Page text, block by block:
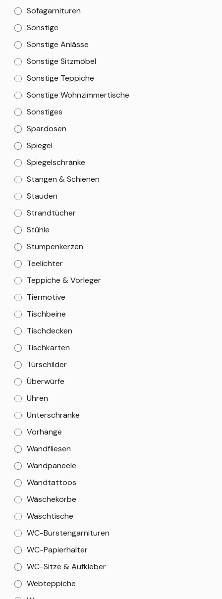
Sofagarnituren
Sonstige
Sonstige Anlässe
Sonstige Sitzmöbel
Sonstige Teppiche
Sonstige Wohnzimmertische
Sonstiges
Spardosen
Spiegel
Spiegelschränke
Stangen & Schienen
Stauden
Strandtücher
Stühle
Stumpenkerzen
Teelichter
Teppiche & Vorleger
Tiermotive
Tischbeine
Tischdecken
Tischkarten
Türschilder
Überwürfe
Uhren
Unterschränke
Vorhänge
Wandfliesen
Wandpaneele
Wandtattoos
Wäschekörbe
Waschtische
WC-Bürstengarnituren
WC-Papierhalter
WC-Sitze & Aufkleber
Webteppiche